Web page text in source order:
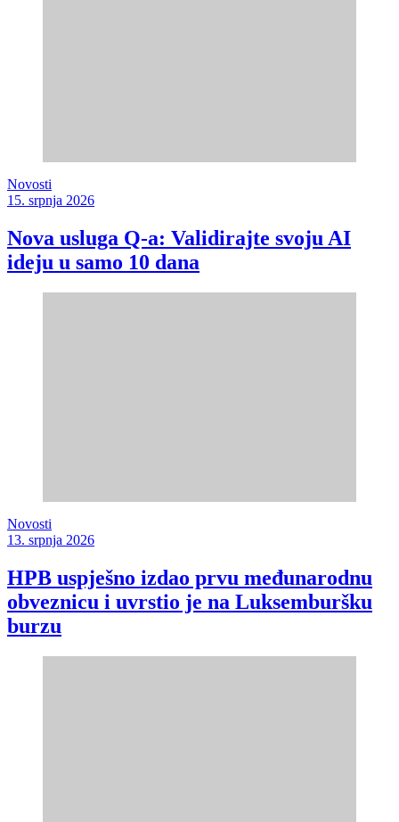
Novosti
15. srpnja 2026
Nova usluga Q-a: Validirajte svoju AI
ideju u samo 10 dana
Novosti
13. srpnja 2026
HPB uspješno izdao prvu međunarodnu
obveznicu i uvrstio je na Luksemburšku
burzu